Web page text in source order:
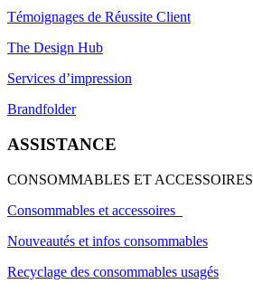
Témoignages de Réussite Client
The Design Hub
Services d’impression
Brandfolder
ASSISTANCE
CONSOMMABLES ET ACCESSOIRES
Consommables et accessoires
Nouveautés et infos consommables
Recyclage des consommables usagés